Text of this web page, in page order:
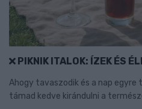
PIKNIK ITALOK: ÍZEK ÉS
Ahogy tavaszodik és a nap egyre
támad kedve kirándulni a